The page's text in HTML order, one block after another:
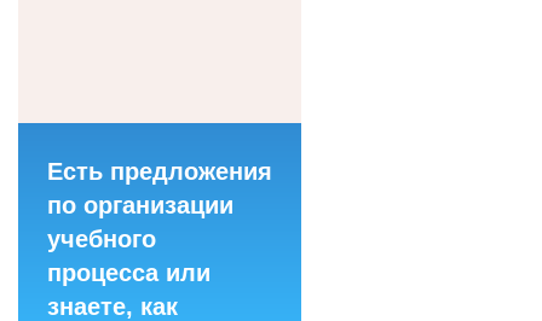
Есть предложения
по организации
учебного
процесса или
знаете, как